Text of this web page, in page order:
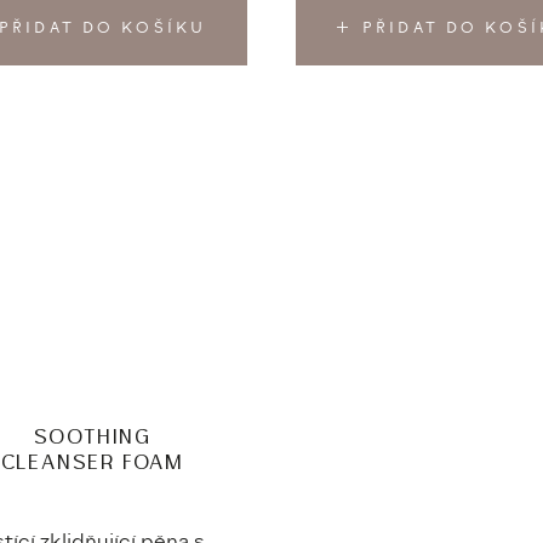
PŘIDAT DO KOŠÍKU PŘIDAT DO
SOOTHING
CLEANSER FOAM